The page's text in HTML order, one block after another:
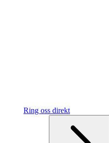
Ring oss direkt